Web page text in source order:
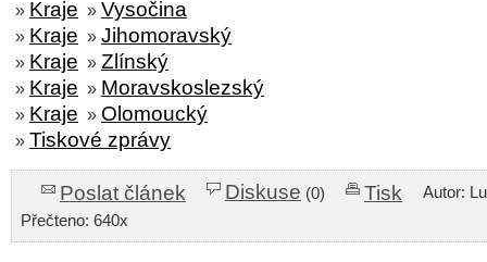
» Kraje » Vysočina
» Kraje » Jihomoravský
» Kraje » Zlínský
» Kraje » Moravskoslezský
» Kraje » Olomoucký
» Tiskové zprávy
Poslat článek Diskuse (0) Tisk
Autor:
Přečteno: 640x